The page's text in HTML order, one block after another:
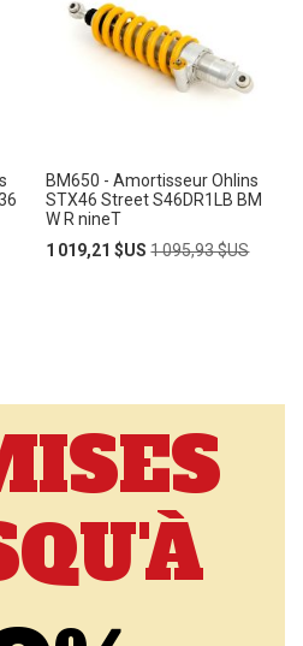
BM650 - Amortisseur Ohlins
STX46 Street S46DR1LB BM
W R nineT
Prix
1 019,21 $US Prix
1 095,93 $US